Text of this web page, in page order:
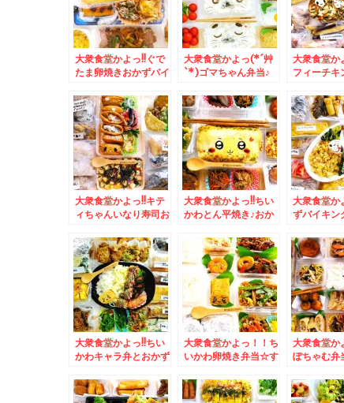
大衆食堂かよっ!!ぐで
たま卵焼きおかずバイ
中華そば 竹祥」さん
の「特製貝出汁中華そ
ば」「貝めし」身体に
染みわたる～(*´艸`*)
大衆食堂かよっ(*´艸
`*)ゴマちゃん弁当♪
リ・サンゴールドキウ
イ」が美味っ！！
大衆食堂か
フィーチキ
庵」さんの
のり弁当」
そば温」ネ
がありがた
大衆食堂かよっ!!キテ
ィちゃんいなり寿司お
峠「峠の茶屋」の「あ
げいも」こちらは無料
トッピングが充実(*
´艸`*)
大衆食堂かよっ!!ちい
かわとん平焼き♪おか
堂 日高屋」さんの
「タンメン」近くに日
高屋さんが欲しい件(*
´艸`*)
大衆食堂か
ずバイキン
三平」さん
メン」がや
しすぎる
大衆食堂かよっ!!ちい
かわキャラ弁とおかず
町「popoteポポッ
ト」さんの「しょうが
大衆食堂かよっ！！ち
いかわ卵焼き弁当☆す
ひかり」さんの「日替
わり定食」「ポークチ
大衆食堂か
ぽちゃむ弁
グ「ゲート
の「モーニ